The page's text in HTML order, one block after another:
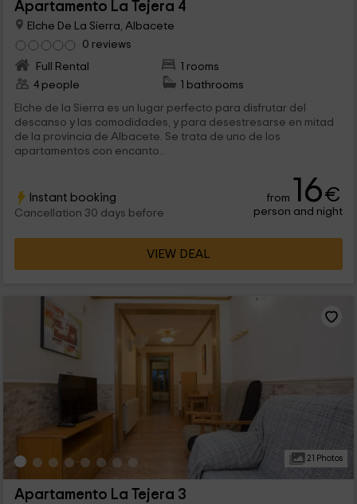
Apartamento La Tejera 4
Elche De La Sierra, Albacete
0 reviews
Full Rental
1 rooms
4 people
1 bathrooms
Elche de la Sierra es un lugar perfecto para disfrutar del
descanso y las comodidades, y para desestresarse en mitad
de la provincia de Albacete. Se trata de uno de los
apartamentos con encanto...
Instant booking
Cancellation 30 days before
from 16€
person and night
VIEW DEAL
21 Photos
Apartamento La Tejera 3